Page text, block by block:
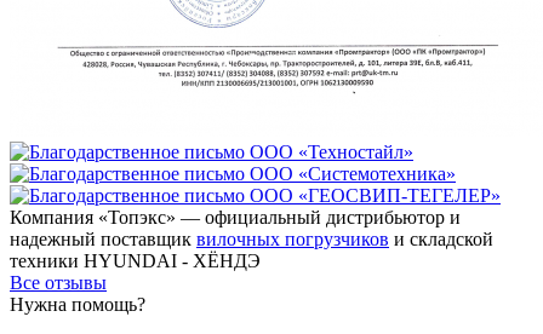
Компания «Топэкс» — официальный дистрибьютор и
надежный поставщик вилочных погрузчиков и складской
техники HYUNDAI - ХЁНДЭ
Все отзывы
Нужна помощь?